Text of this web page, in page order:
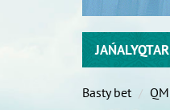
JAŃALYQTAR
Basty bet